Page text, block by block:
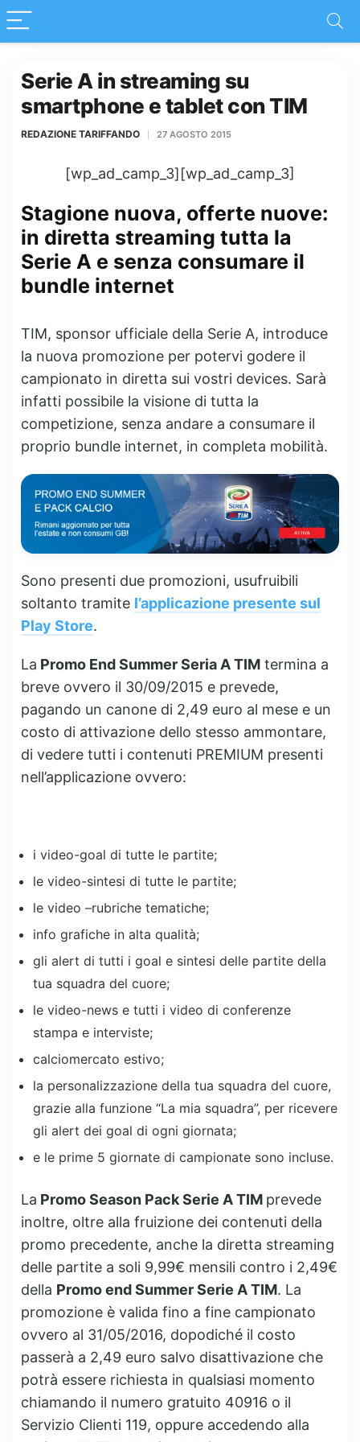
Serie A in streaming su
smartphone e tablet con TIM
REDAZIONE TARIFFANDO 27 AGOSTO 2015
[wp_ad_camp_3][wp_ad_camp_3]
Stagione nuova, offerte nuove:
in diretta streaming tutta la
Serie A e senza consumare il
bundle internet
TIM, sponsor ufficiale della Serie A, introduce
la nuova promozione per potervi godere il
campionato in diretta sui vostri devices. Sarà
infatti possibile la visione di tutta la
competizione, senza andare a consumare il
proprio bundle internet, in completa mobilità.
Sono presenti due promozioni, usufruibili
soltanto tramite l’applicazione presente sul
Play Store.
La Promo End Summer Seria A TIM termina a
breve ovvero il 30/09/2015 e prevede,
pagando un canone di 2,49 euro al mese e un
costo di attivazione dello stesso ammontare,
di vedere tutti i contenuti PREMIUM presenti
nell’applicazione ovvero:
i video-goal di tutte le partite;
le video-sintesi di tutte le partite;
le video –rubriche tematiche;
info grafiche in alta qualità;
gli alert di tutti i goal e sintesi delle partite della
tua squadra del cuore;
le video-news e tutti i video di conferenze
stampa e interviste;
calciomercato estivo;
la personalizzazione della tua squadra del cuore,
grazie alla funzione “La mia squadra”, per ricevere
gli alert dei goal di ogni giornata;
e le prime 5 giornate di campionate sono incluse.
La Promo Season Pack Serie A TIM prevede
inoltre, oltre alla fruizione dei contenuti della
promo precedente, anche la diretta streaming
delle partite a soli 9,99€ mensili contro i 2,49€
della Promo end Summer Serie A TIM. La
promozione è valida fino a fine campionato
ovvero al 31/05/2016, dopodiché il costo
passerà a 2,49 euro salvo disattivazione che
potrà essere richiesta in qualsiasi momento
chiamando il numero gratuito 40916 o il
Servizio Clienti 119, oppure accedendo alla